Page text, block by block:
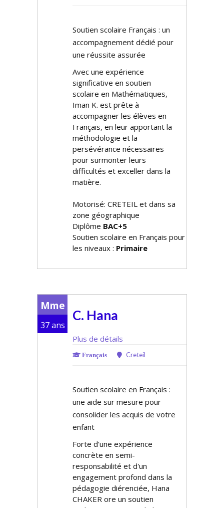
Soutien scolaire Français : un
accompagnement dédié pour
une réussite assurée
Avec une expérience
significative en soutien
scolaire en Mathématiques,
Iman K. est prête à
accompagner les élèves en
Français, en leur apportant la
méthodologie et la
persévérance nécessaires
pour surmonter leurs
difficultés et exceller dans la
matière.
Motorisé: CRETEIL et dans sa
zone géographique
Diplôme BAC+5
Soutien scolaire en Français pour
les niveaux : Primaire
Mme
37 ans
C. Hana
Plus de détails
Français Creteil
Soutien scolaire en Français :
une aide sur mesure pour
consolider les acquis de votre
enfant
Forte d'une expérience
concrète en semi-
responsabilité et d'un
engagement profond dans la
pédagogie différenciée, Hana
CHAKER offre un soutien